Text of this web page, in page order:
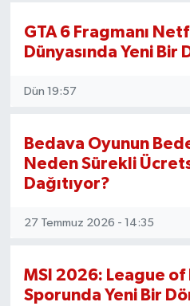
GTA 6 Fragmanı
Dünyasında Yeni Bir
Dün 19:57
Bedava Oyunun
Neden Sürekli
Dağıtıyor?
27 Temmuz 2026 - 14:35
MSI 2026: League of
Sporunda Yeni Bir
Burhaniye
Dursunbey
Edremit
EKONOMİ
Son Dakika Haberleri